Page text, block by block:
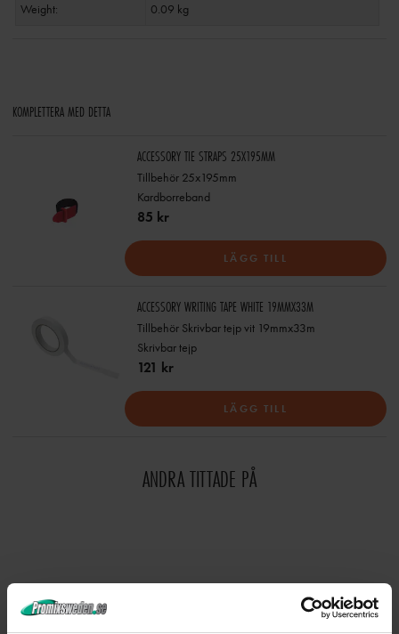
Weight:
0.09 kg
KOMPLETTERA MED DETTA
ACCESSORY TIE STRAPS 25X195MM
Tillbehör 25x195mm
Kardborreband
85 kr
LÄGG TILL
ACCESSORY WRITING TAPE WHITE 19MMX33M
Tillbehör Skrivbar tejp vit 19mmx33m
Skrivbar tejp
121 kr
LÄGG TILL
ANDRA TITTADE PÅ